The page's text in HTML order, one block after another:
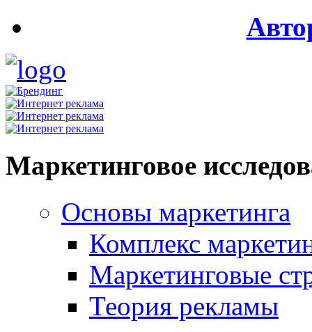
Маркетинговое
Основы маркетинга
Комплекс
Маркетинговые
Теория рекламы